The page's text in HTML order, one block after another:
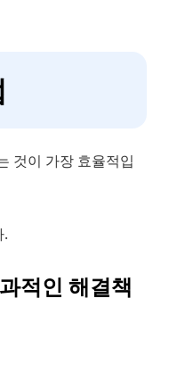
것이 가장 효율적입
.
적인 해결책